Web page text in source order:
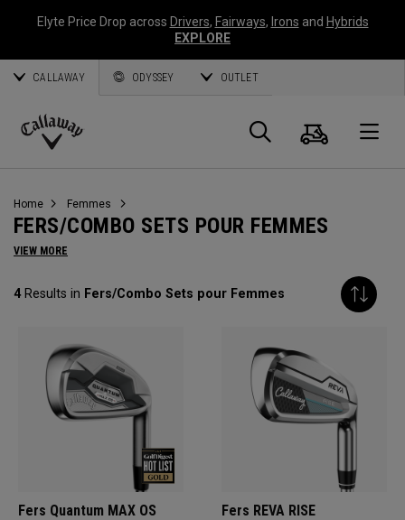
Elyte Price Drop across Drivers, Fairways, Irons and Hybrids
EXPLORE
CALLAWAY ODYSSEY OUTLET
Callaway
Panier
Home Femmes
FERS/COMBO SETS POUR FEMMES
VIEW MORE
4Results in Fers/Combo Sets pour Femmes
Fers Quantum MAX OS
Fers REVA RISE